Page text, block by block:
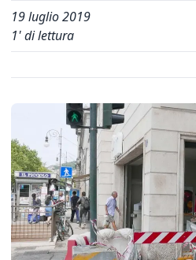
19 luglio 2019
1' di lettura